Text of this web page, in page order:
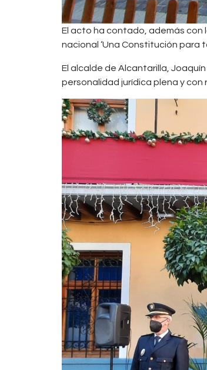
El acto ha contado, además con
nacional ‘Una Constitución para
El alcalde de Alcantarilla,
personalidad jurídica plena y